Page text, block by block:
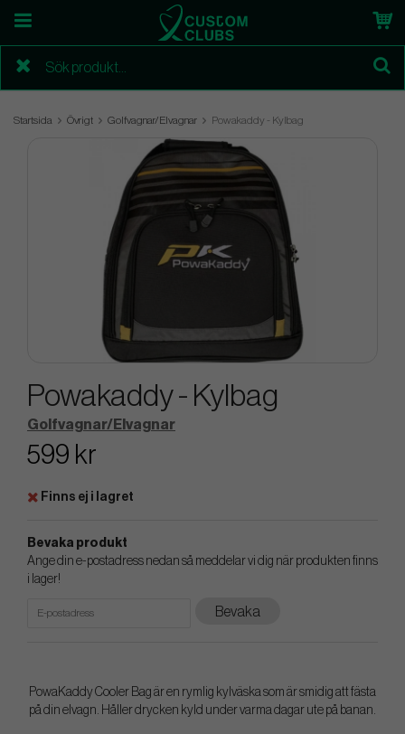
Startsida Övrigt Golfvagnar/Elvagnar Powakaddy - Kylbag
Powakaddy - Kylbag
Golfvagnar/Elvagnar
599 kr
Finns ej i lagret
Bevaka produkt
Ange din e-postadress nedan så meddelar vi dig när produkten finns
i lager!
Bevaka
PowaKaddy Cooler Bag är en rymlig kylväska som är smidig att fästa
på din elvagn. Håller drycken kyld under varma dagar ute på banan.